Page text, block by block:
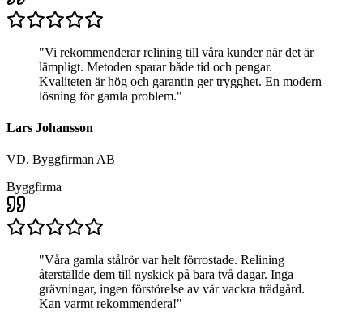
"Vi rekommenderar relining till våra kunder när det är
lämpligt. Metoden sparar både tid och pengar.
Kvaliteten är hög och garantin ger trygghet. En modern
lösning för gamla problem."
Lars Johansson
VD, Byggfirman AB
Byggfirma
"Våra gamla stålrör var helt förrostade. Relining
återställde dem till nyskick på bara två dagar. Inga
grävningar, ingen förstörelse av vår vackra trädgård.
Kan varmt rekommendera!"